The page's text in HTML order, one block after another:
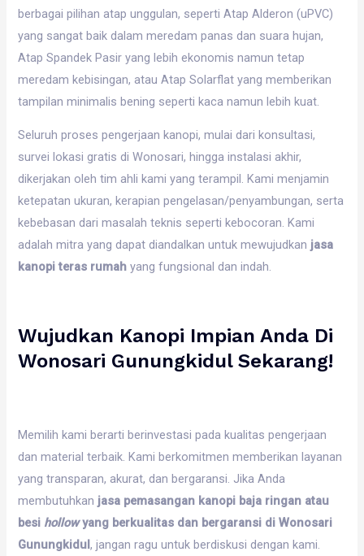
berbagai pilihan atap unggulan, seperti Atap Alderon (uPVC)
yang sangat baik dalam meredam panas dan suara hujan,
Atap Spandek Pasir yang lebih ekonomis namun tetap
meredam kebisingan, atau Atap Solarflat yang memberikan
tampilan minimalis bening seperti kaca namun lebih kuat.
Seluruh proses pengerjaan kanopi, mulai dari konsultasi,
survei lokasi gratis di Wonosari, hingga instalasi akhir,
dikerjakan oleh tim ahli kami yang terampil. Kami menjamin
ketepatan ukuran, kerapian pengelasan/penyambungan, serta
kebebasan dari masalah teknis seperti kebocoran. Kami
adalah mitra yang dapat diandalkan untuk mewujudkan jasa
kanopi teras rumah yang fungsional dan indah.
Wujudkan Kanopi Impian Anda Di
Wonosari Gunungkidul Sekarang!
Memilih kami berarti berinvestasi pada kualitas pengerjaan
dan material terbaik. Kami berkomitmen memberikan layanan
yang transparan, akurat, dan bergaransi. Jika Anda
membutuhkan jasa pemasangan kanopi baja ringan atau
besi hollowyang berkualitas dan bergaransi di Wonosari
Gunungkidul, jangan ragu untuk berdiskusi dengan kami.